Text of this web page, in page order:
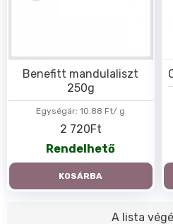
Egységár: 10.88 Ft/ g
Benefitt mandulaliszt
250g
2 720Ft
Rendelhető
KOSÁRBA
A lista